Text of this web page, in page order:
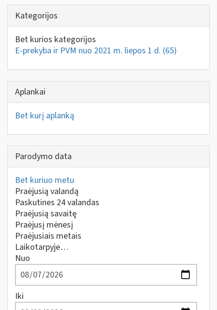
Kategorijos
Bet kurios kategorijos
E-prekyba ir PVM nuo 2021 m. liepos 1 d. (65)
Aplankai
Bet kurį aplanką
Parodymo data
Bet kuriuo metu
Praėjusią valandą
Paskutines 24 valandas
Praėjusią savaitę
Praėjusį mėnesį
Praėjusiais metais
Laikotarpyje…
Nuo
Iki